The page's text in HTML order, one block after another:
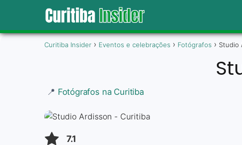
Curitiba Insider Eventos e celebrações Fotógrafos Studio
📍 Fotógrafos na Curitiba
7.1